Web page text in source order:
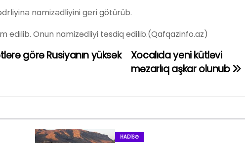
namizədliyini geri götürüb.
edilib. Onun namizədliyi təsdiq edilib.(Qafqazinfo.az)
Xocalıda yeni kütləvi
məzarlıq aşkar olunub
görə Rusiyanın yüksək
HADISƏ